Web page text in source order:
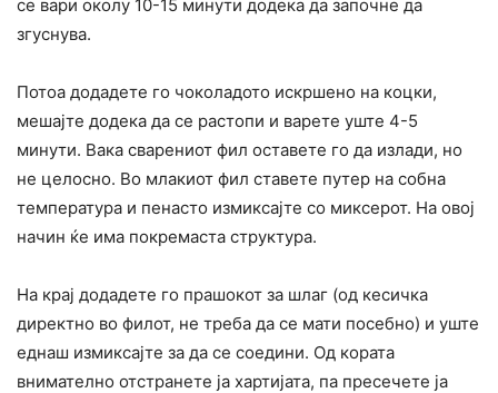
се вари околу 10-15 минути додека да започне да
згуснува.
Потоа додадете го чоколадото искршено на коцки,
мешајте додека да се растопи и варете уште 4-5
минути. Вака сварениот фил оставете го да излади, но
не целосно. Во млакиот фил ставете путер на собна
температура и пенасто измиксајте со миксерот. На овој
начин ќе има покремаста структура.
На крај додадете го прашокот за шлаг (од кесичка
директно во филот, не треба да се мати посебно) и уште
еднаш измиксајте за да се соедини. Од кората
внимателно отстранете ја хартијата, па пресечете ја